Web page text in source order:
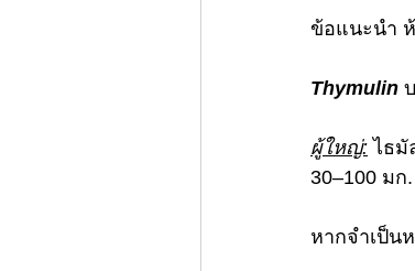
ข้อแนะนํา
Thymulin
ผู้ใหญ่: ไธมั
30–100 มก.
หากจำเป็น